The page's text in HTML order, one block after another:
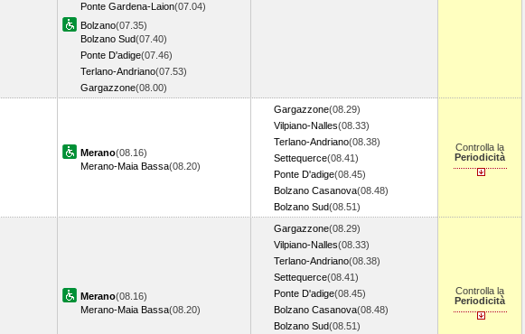
Ponte Gardena-Laion(07.04)
Bolzano(07.35)
Bolzano Sud(07.40)
Ponte D'adige(07.46)
Terlano-Andriano(07.53)
Gargazzone(08.00)
Merano(08.16)
Merano-Maia Bassa(08.20)
Gargazzone(08.29)
Vilpiano-Nalles(08.33)
Terlano-Andriano(08.38)
Settequerce(08.41)
Ponte D'adige(08.45)
Bolzano Casanova(08.48)
Bolzano Sud(08.51)
Controlla la
Periodicità
Merano(08.16)
Merano-Maia Bassa(08.20)
Gargazzone(08.29)
Vilpiano-Nalles(08.33)
Terlano-Andriano(08.38)
Settequerce(08.41)
Ponte D'adige(08.45)
Bolzano Casanova(08.48)
Bolzano Sud(08.51)
Controlla la
Periodicità